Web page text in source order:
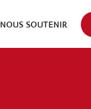
NOUS SOUTENIR